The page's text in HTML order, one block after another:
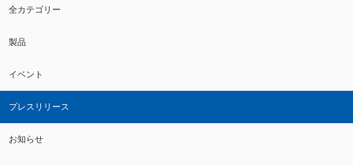
全カテゴリー
製品
イベント
プレスリリース
お知らせ